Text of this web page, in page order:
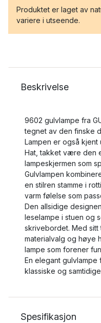
Produktet er laget av
variere i utseende.
Beskrivelse
9602 gulvlampe fra
tegnet av den finske
Lampen er også kjent
Hat, takket være den
lampeskjermen som
Gulvlampen
en stilren stamme i
varm følelse som
Den allsidige
leselampe i stuen og
skrivebordet. Med
materialvalg og høye
lampe som forener
En elegant gulvlampe
klassiske og
Spesifikasjon